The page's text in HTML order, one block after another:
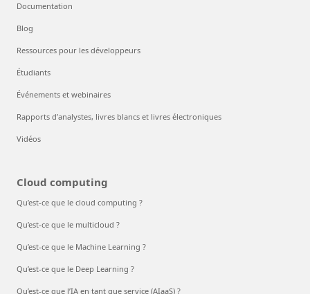
Documentation
Blog
Ressources pour les développeurs
Étudiants
Événements et webinaires
Rapports d’analystes, livres blancs et livres électroniques
Vidéos
Cloud computing
Qu’est-ce que le cloud computing ?
Qu’est-ce que le multicloud ?
Qu’est-ce que le Machine Learning ?
Qu’est-ce que le Deep Learning ?
Qu’est-ce que l’IA en tant que service (AIaaS) ?